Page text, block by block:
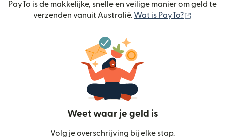
PayTo is de makkelijke, snelle en veilige manier om geld te
verzenden vanuit Australië. Wat is PayTo?
Weet waar je geld is
Volg je overschrijving bij elke stap.